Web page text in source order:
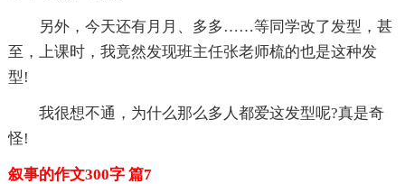
另外，今天还有月月、多多……等同学改了发型，甚
至，上课时，我竟然发现班主任张老师梳的也是这种发
型!
我很想不通，为什么那么多人都爱这发型呢?真是奇
怪!
叙事的作文300字 篇7